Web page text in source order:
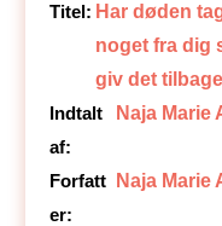
Titel: Har døden
noget fra dig
giv det tilbage
Indtalt
af:
Naja Marie
Forfatt
er:
Naja Marie